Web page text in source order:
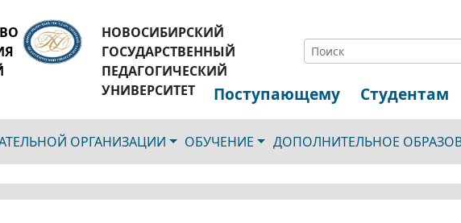
НОВОСИБИРСКИЙ
ГОСУДАРСТВЕННЫЙ
ПЕДАГОГИЧЕСКИЙ
УНИВЕРСИТЕТ
Поступающему Студентам
ОРГАНИЗАЦИИ ОБУЧЕНИЕ ДОПОЛНИТЕЛЬНОЕ